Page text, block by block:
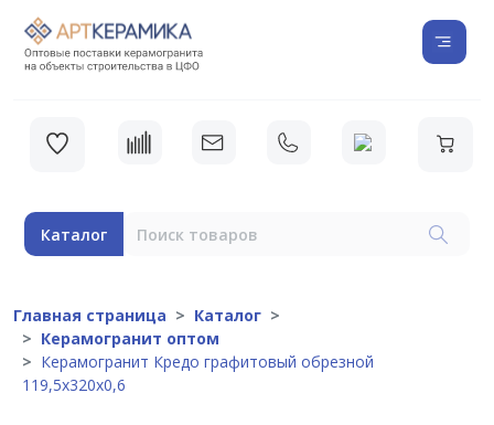
Каталог
Главная страница
Каталог
Керамогранит оптом
Керамогранит Кредо графитовый обрезной
119,5x320x0,6